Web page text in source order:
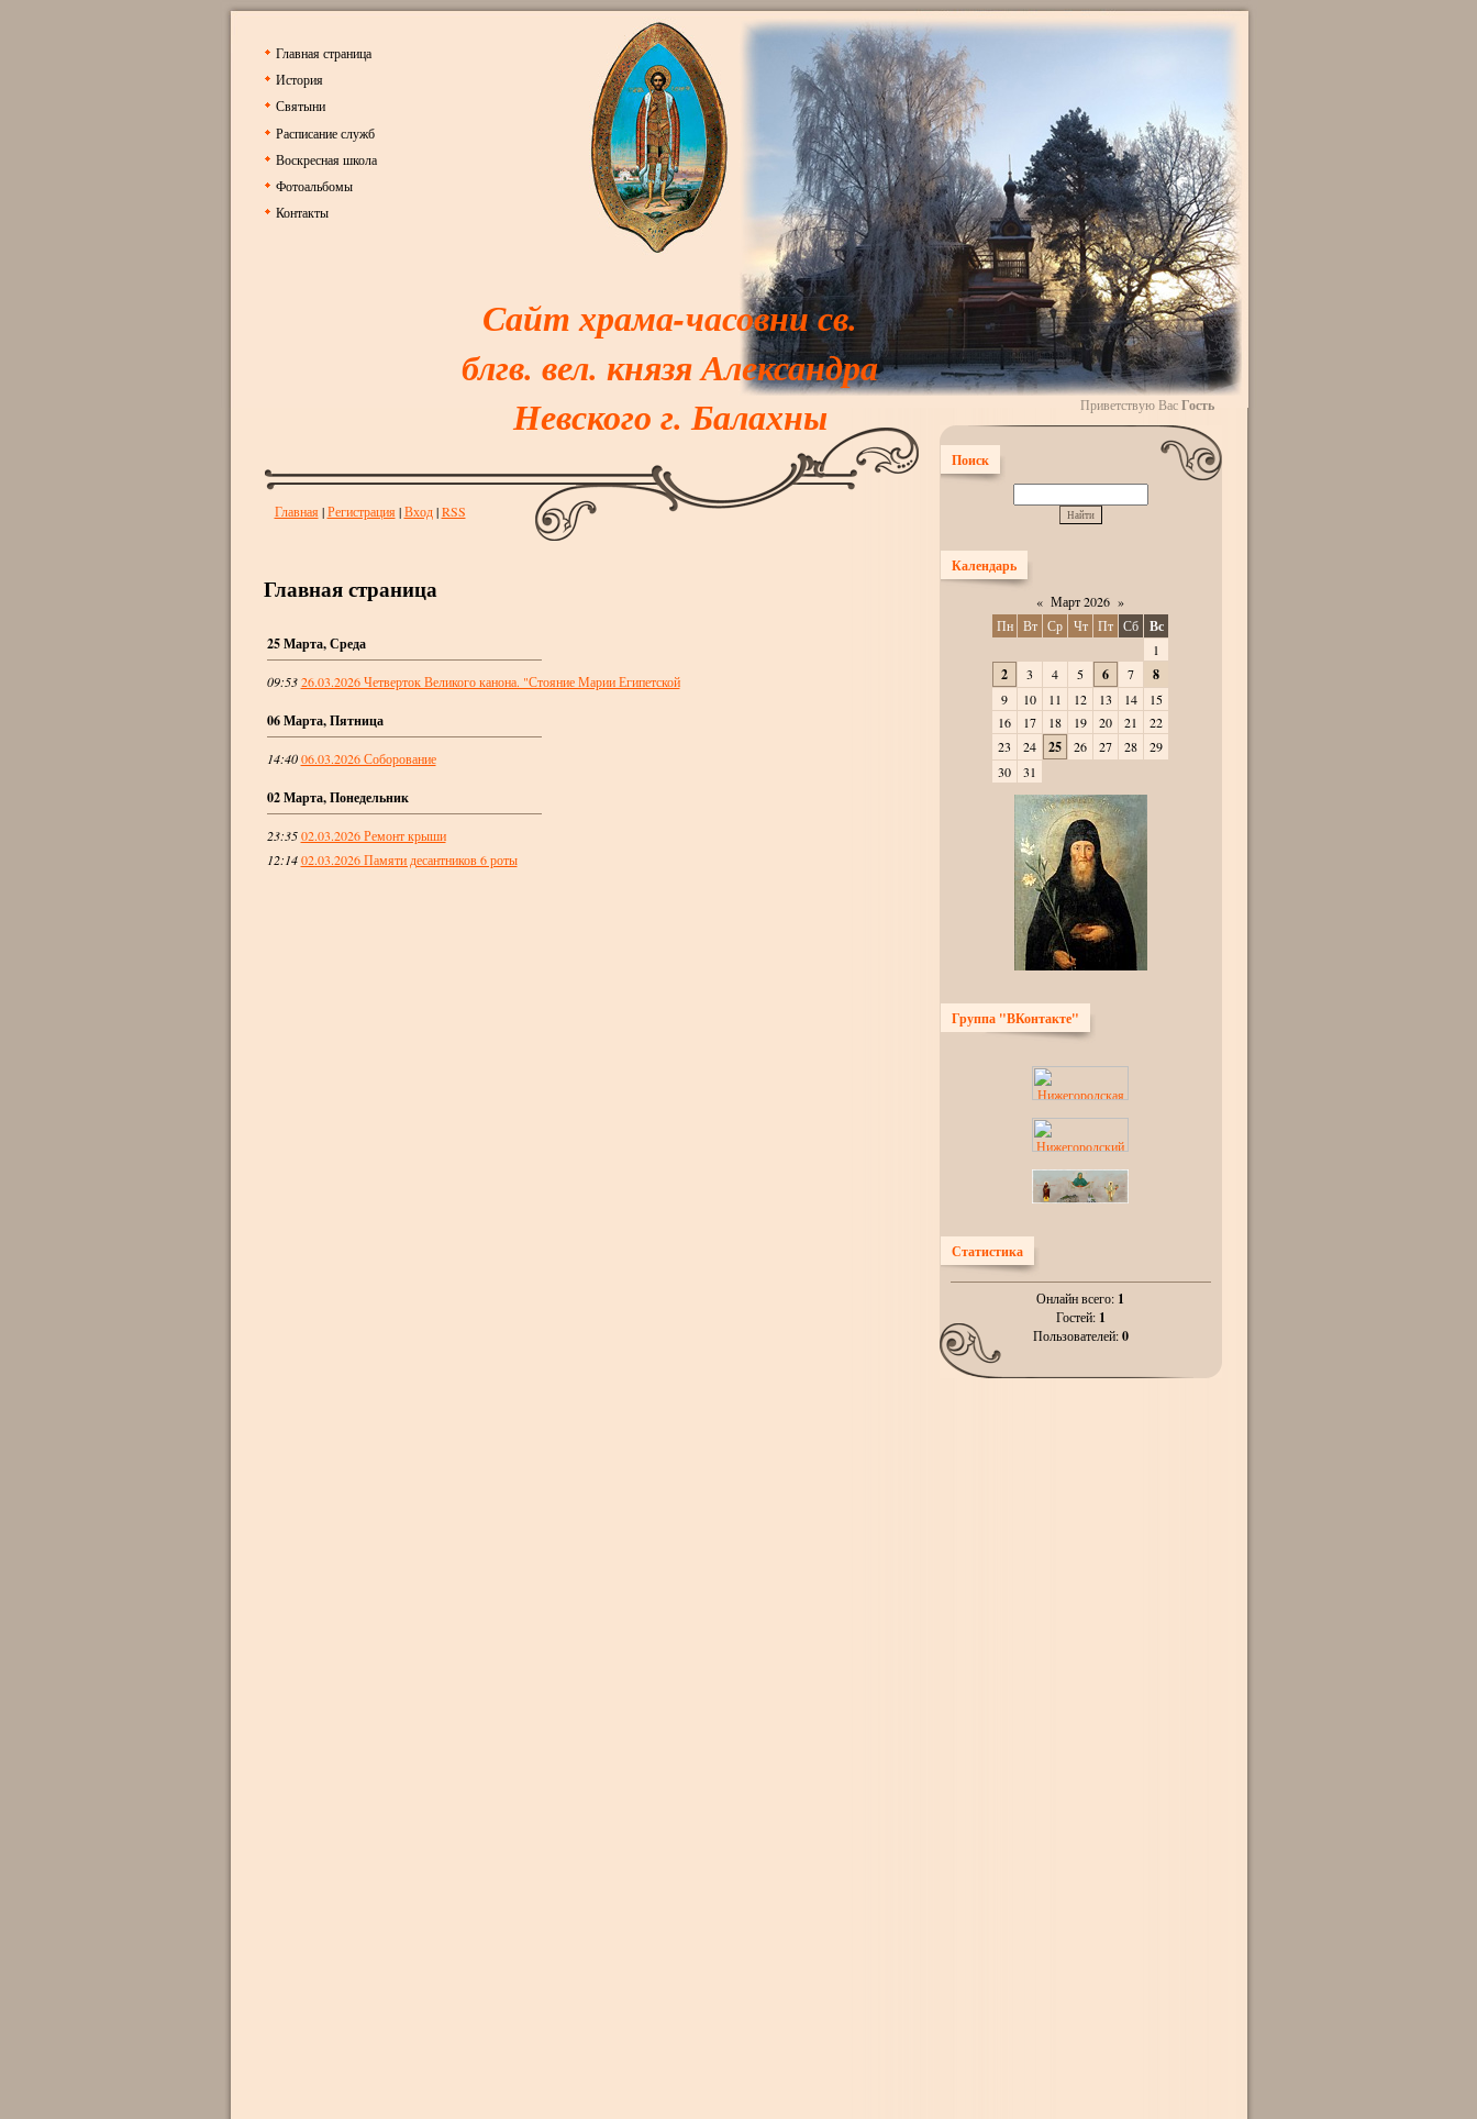
Главная страница
История
Святыни
Расписание служб
Воскресная школа
Фотоальбомы
Контакты
Сайт храма-часовни св.
блгв. вел. князя Александра
Невского г. Балахны
Главная |Регистрация |Вход|RSS
Главная страница
25 Марта, Среда
09:53 26.03.2026 Четверток Великого канона. "Стояние Марии Египетской
06 Марта, Пятница
14:40 06.03.2026 Соборование
02 Марта, Понедельник
23:35 02.03.2026 Ремонт крыши
12:14 02.03.2026 Памяти десантников 6 роты
Приветствую Вас Гость
Поиск
Календарь
« Март 2026 »
Пн Вт Ср Чт Пт Сб Вс
1
2 3 4 5 6 7 8
9 10 11 12 13 14
15
16
17 18 19 20 21
22
23
24 25 26 27 28
29
30
31
Группа "ВКонтакте"
Статистика
Онлайн всего: 1
Гостей: 1
Пользователей:0